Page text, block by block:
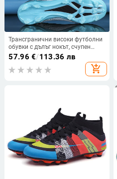
Трансгранични високи футболни
обувки с дълъг нокът, счупен
нокът, FG маратонки, мъже и
жени, студенти, кампус, спортни
хора, обувки за тренировки на
57.96 €/113.36 лв
add_shopping_cart